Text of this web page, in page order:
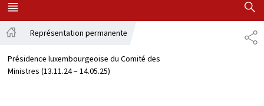
MENU
PRINCIPAL
Représentation permanente
Présidence luxembourgeoise du Comité des
Ministres (13.11.24 – 14.05.25)